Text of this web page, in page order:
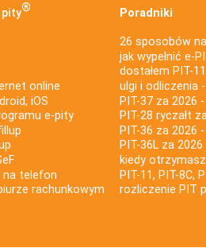
pity®
online
iOS
e-pity
na telefon
rachunkowym
Poradniki
26 sposobów
jak wypełnić e-
dostałem PIT-
ulgi i odliczenia
PIT-37 za 2026
PIT-28 ryczałt
PIT-36 za 2026
PIT-36L za
kiedy
PIT-11, PIT-8C,
rozliczenie PIT